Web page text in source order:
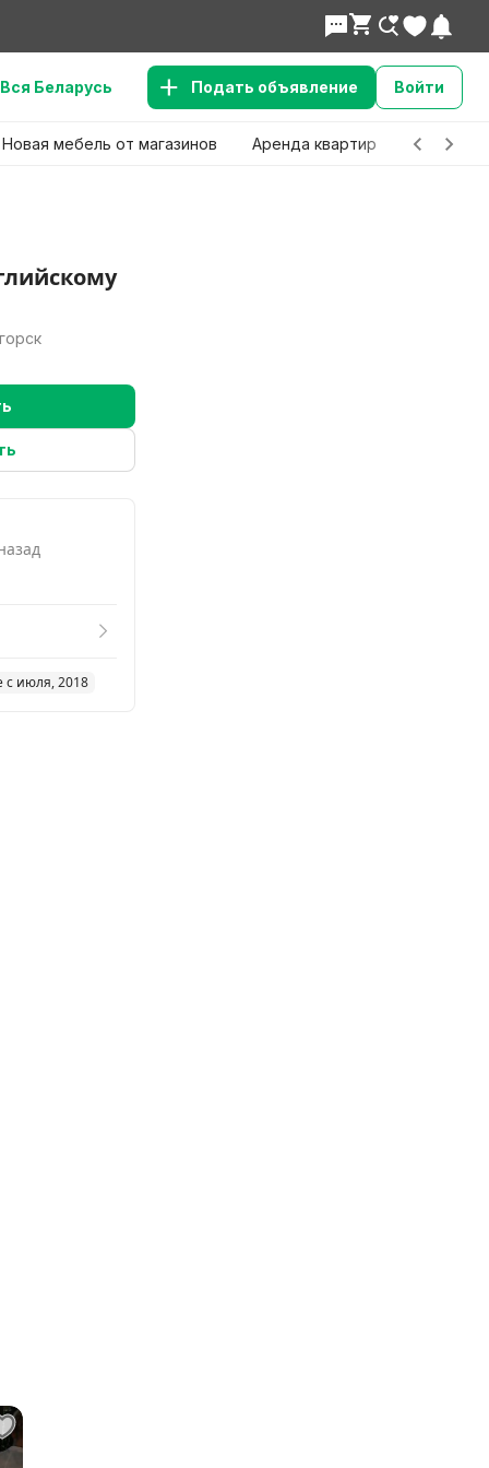
Вся Беларусь Подать объявление Войти
Новая мебель от магазинов Аренда квартир Детские
с июля, 2018